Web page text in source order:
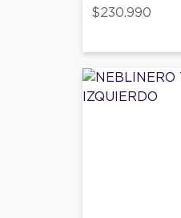
$230.990